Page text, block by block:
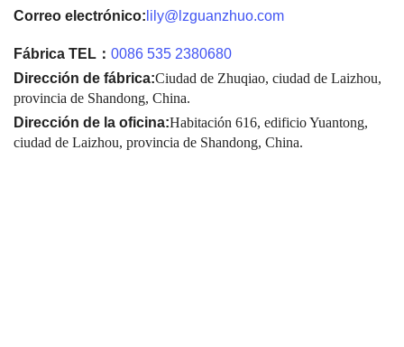
Correo electrónico: lily@lzguanzhuo.com
Fábrica TEL： 0086 535 2380680
Dirección de fábrica:Ciudad de Zhuqiao, ciudad de Laizhou,
provincia de Shandong, China.
Dirección de la oficina:Habitación 616, edificio Yuantong,
ciudad de Laizhou, provincia de Shandong, China.